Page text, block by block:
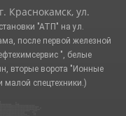
Краснокамск, ул.
"АТП" на ул.
после первой железной
", белые
вторые ворота "Ионные
малой спецтехники.)